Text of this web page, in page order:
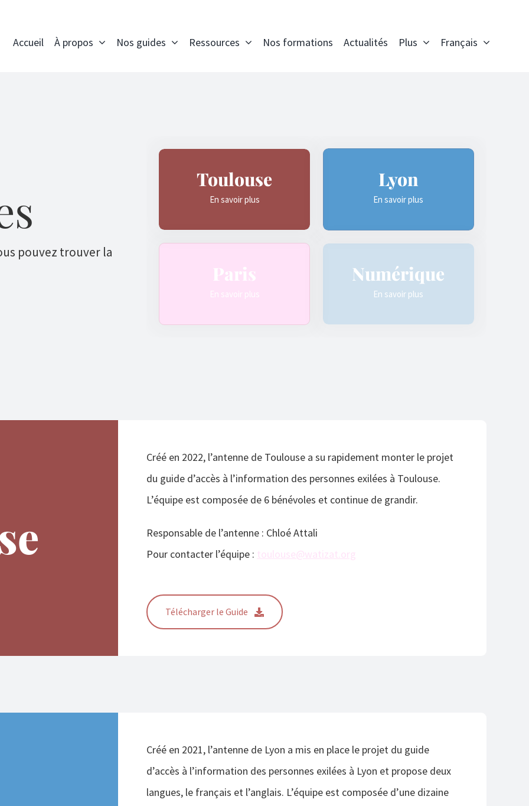
Accueil À propos Nos guides Ressources Nos formations Actualités Plus Français
pouvez trouver la
Toulouse
En savoir plus
Lyon
En savoir plus
Paris
En savoir plus
Numérique
En savoir plus
Créé en 2022, l’antenne de Toulouse a su rapidement monter le projet
du guide d’accès à l’information des personnes exilées à Toulouse.
L’équipe est composée de 6 bénévoles et continue de grandir.
Responsable de l’antenne : Chloé Attali
Pour contacter l’équipe : toulouse@watizat.org
Télécharger le Guide
Créé en 2021, l’antenne de Lyon a mis en place le projet du guide
d’accès à l’information des personnes exilées à Lyon et propose deux
langues, le français et l’anglais. L’équipe est composée d’une dizaine